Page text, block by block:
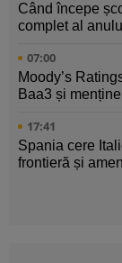
Când începe
complet al
07:00
Moody’s
Baa3 și
17:41
Spania cere
frontieră și